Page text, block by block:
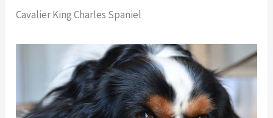
Cavalier King Charles Spaniel